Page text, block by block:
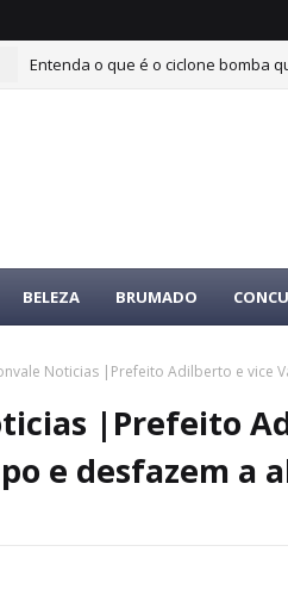
Entenda o que é o ciclone bomba
BELEZA BRUMADO
Noticias |Prefeito Adilberto e vice
|Prefeito
e desfazem a